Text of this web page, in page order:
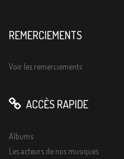
REMERCIEMENTS
Voir les remerciements
ACCÈS RAPIDE
Albums
Les acteurs de nos musiques